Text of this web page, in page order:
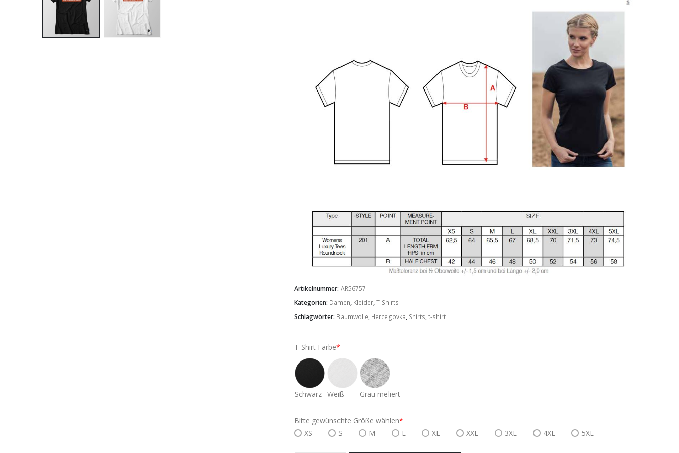
Artikelnummer: AR56757
Kategorien: Damen, Kleider,T-Shirts
Schlagwörter: Baumwolle, Hercegovka, Shirts,t-shirt
T-Shirt Farbe*
Schwarz Weiß Grau meliert
Bitte gewünschte Größe wählen*
XS
S M L XL XXL 3XL 4XL 5XL